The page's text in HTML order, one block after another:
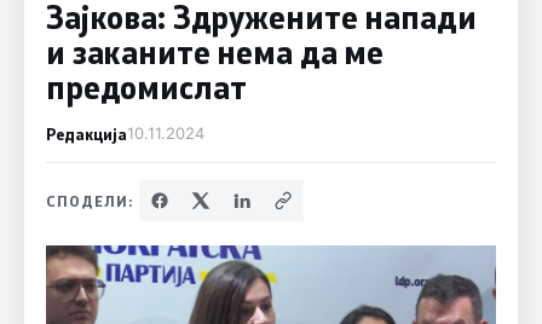
Зајкова: Здружените напади
и заканите нема да ме
предомислат
Редакција10.11.2024
СПОДЕЛИ: